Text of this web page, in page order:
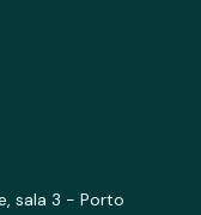
sala 3 - Porto